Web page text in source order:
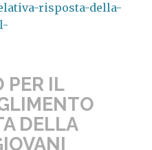
risposta-della-
PER IL
DELLA